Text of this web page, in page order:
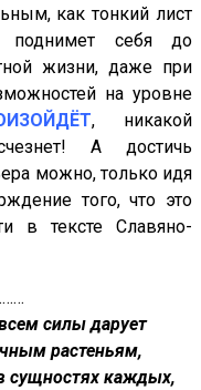
как тонкий лист
себя до
жизни, даже при
на уровне
, никакой
А достичь
можно, только идя
того, что это
в тексте Славяно-
силы дарует
растеньям,
сущностях каждых,